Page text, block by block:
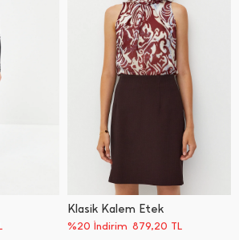
Klasik Kalem Etek
%20 İndirim 879,20 TL